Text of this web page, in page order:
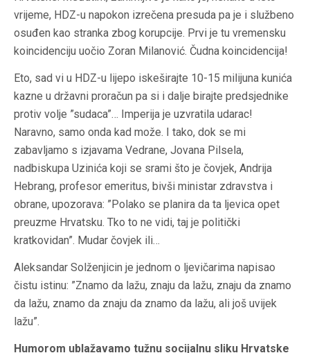
vrijeme, HDZ-u napokon izrečena presuda pa je i službeno
osuđen kao stranka zbog korupcije. Prvi je tu vremensku
koincidenciju uočio Zoran Milanović. Čudna koincidencija!
Eto, sad vi u HDZ-u lijepo iskeširajte 10-15 milijuna kunića
kazne u državni proračun pa si i dalje birajte predsjednike
protiv volje ”sudaca”… Imperija je uzvratila udarac!
Naravno, samo onda kad može. I tako, dok se mi
zabavljamo s izjavama Vedrane, Jovana Pilsela,
nadbiskupa Uzinića koji se srami što je čovjek, Andrija
Hebrang, profesor emeritus, bivši ministar zdravstva i
obrane, upozorava: ”Polako se planira da ta ljevica opet
preuzme Hrvatsku. Tko to ne vidi, taj je politički
kratkovidan”. Mudar čovjek ili…
Aleksandar Solženjicin je jednom o ljevičarima napisao
čistu istinu: ”Znamo da lažu, znaju da lažu, znaju da znamo
da lažu, znamo da znaju da znamo da lažu, ali još uvijek
lažu”.
Humorom ublažavamo tužnu socijalnu sliku Hrvatske